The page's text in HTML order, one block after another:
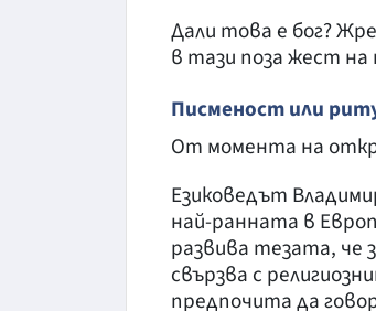
Дали това е бог?
в тази поза жест
Писменост или
От момента на
Езиковедът
най-ранната в
развива тезата, че
свързва с
предпочита да